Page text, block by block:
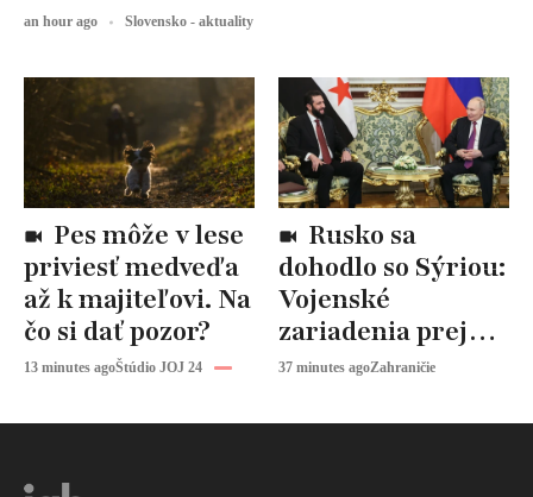
priviesť medveďa
až k majiteľovi. Na
čo si dať pozor?
13 minutes agoŠtúdio JOJ 24
dohodlo so Sýriou:
Vojenské
zariadenia prejdú
zmenou
37 minutes agoZahraničie
an hour ago Slovensko - aktuality